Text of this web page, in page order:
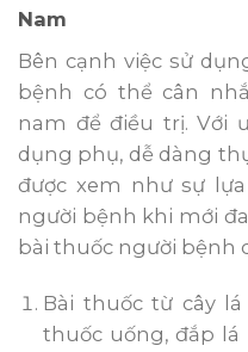
Nam
Bên cạnh việc sử
bệnh có thể cân
nam để điều trị. Với
dụng phụ, dễ dàng
được xem như sự
người bệnh khi mới
bài thuốc người bệnh
Bài thuốc từ cây
thuốc uống, đắp